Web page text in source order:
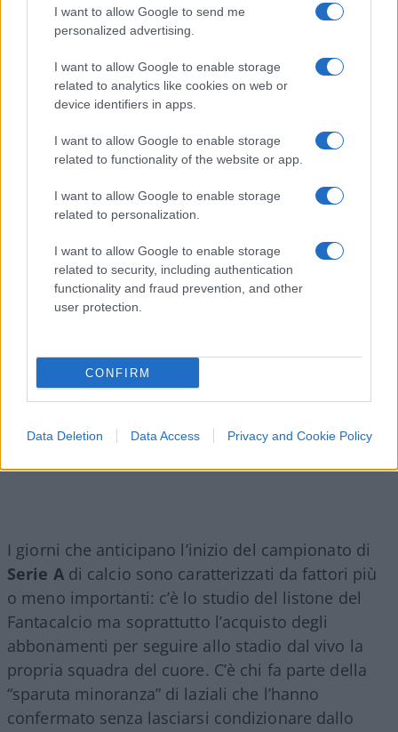
I want to allow Google to send me
personalized advertising.
I want to allow Google to enable storage
related to analytics like cookies on web or
device identifiers in apps.
I want to allow Google to enable storage
related to functionality of the website or app.
I want to allow Google to enable storage
related to personalization.
I want to allow Google to enable storage
related to security, including authentication
functionality and fraud prevention, and other
user protection.
CONFIRM
Data Deletion Data Access Privacy and Cookie Policy
6 Agosto 2026, 20:00
1.7k
I giorni che anticipano l’inizio del campionato di
Serie Adi calcio sono caratterizzati da fattori più
o meno importanti: c’è lo studio del listone del
Fantacalcio ma soprattutto l’acquisto degli
abbonamenti per seguire allo stadio dal vivo la
propria squadra del cuore. C’è chi fa parte della
“sparuta minoranza” di laziali che l’hanno
confermato senza lasciarsi condizionare dallo